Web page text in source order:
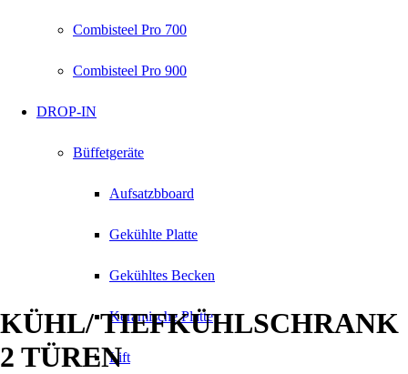
Combisteel Pro 700
Combisteel Pro 900
DROP-IN
Büffetgeräte
Aufsatzbboard
Gekühlte Platte
Gekühltes Becken
Keramische Platte
Lift
KÜHL/ TIEFKÜHLSCHRANK
2 TÜREN